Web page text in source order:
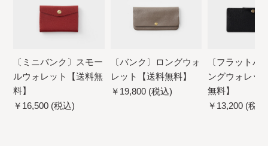
〔ミニバンク〕スモー
ルウォレット【送料無
料】
￥16,500 (税込)
〔バンク〕ロングウォ
レット【送料無料】
￥19,800 (税込)
〔フラットバ
ングウォレッ
無料】
￥13,200 (税込